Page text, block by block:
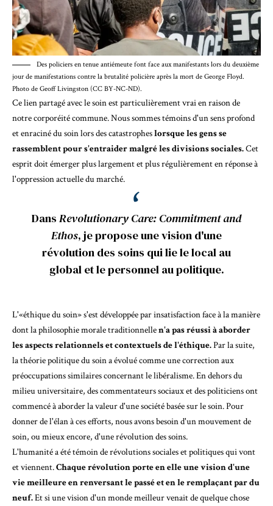
Des policiers en tenue antiémeute font face aux manifestants lors du deuxième
jour de manifestations contre la brutalité policière après la mort de George Floyd.
Photo de Geoff Livingston (CC BY-NC-ND).
Ce lien partagé avec le soin est particulièrement vrai en raison de
notre corporéité commune. Nous sommes témoins d'un sens profond
et enraciné du soin lors des catastropheslorsque les gens se
rassemblent pour s'entraider malgré les divisions sociales.Cet
esprit doit émerger plus largement et plus régulièrement en réponse à
l'oppression actuelle du marché.
Dans Revolutionary Care: Commitment and
Ethos, je propose une vision d'une
révolution des soins qui lie le local au
global et le personnel au politique.
L'«éthique du soin» s'est développée par insatisfaction face à la manière
dont la philosophie morale traditionnellen'a pas réussi à aborder
les aspects relationnels et contextuels de l'éthique.Par la suite,
la théorie politique du soin a évolué comme une correction aux
préoccupations similaires concernant le libéralisme. En dehors du
milieu universitaire, des commentateurs sociaux et des politiciens ont
commencé à aborder la valeur d'unesociété basée sur le soin. Pour
donner de l'élan à ces efforts, nous avons besoin d'un mouvement de
soin, ou mieux encore, d'une révolution des soins.
L'humanité a été témoin de révolutions sociales et politiques qui vont
et viennent.Chaque révolution porte en elle une vision d'une
vie meilleure en renversant le passé et en le remplaçant par du
neuf.Et si une vision d'un monde meilleur venait de quelque chose